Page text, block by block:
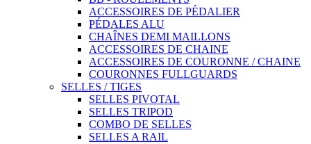
ACCESSOIRES DE PÉDALIER
PÉDALES ALU
CHAÎNES DEMI MAILLONS
ACCESSOIRES DE CHAINE
ACCESSOIRES DE COURONNE / CHAINE
COURONNES FULLGUARDS
SELLES / TIGES
SELLES PIVOTAL
SELLES TRIPOD
COMBO DE SELLES
SELLES A RAIL